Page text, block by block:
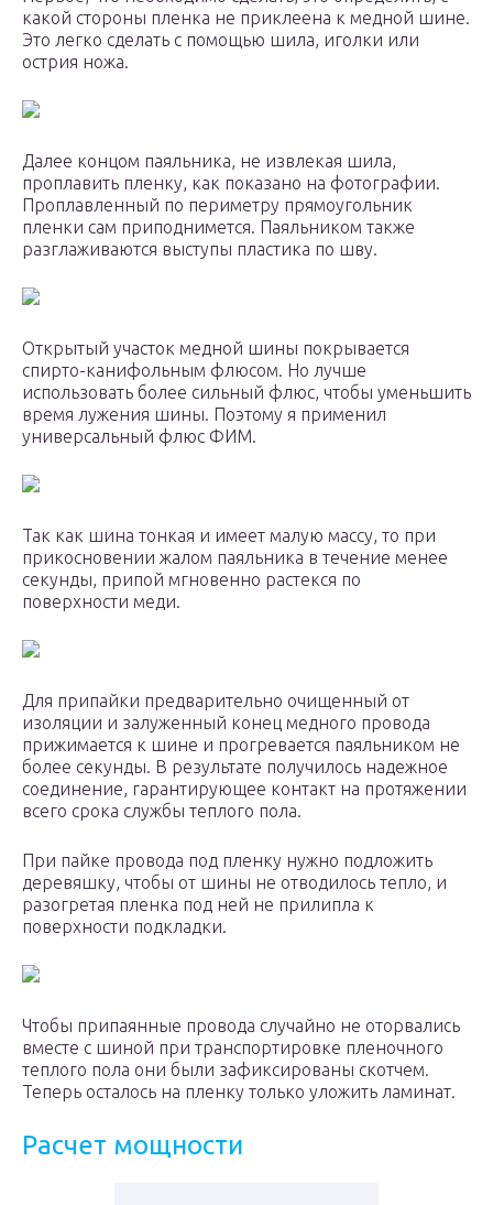
какой стороны пленка не приклеена к медной шине.
Это легко сделать с помощью шила, иголки или
острия ножа.
Далее концом паяльника, не извлекая шила,
проплавить пленку, как показано на фотографии.
Проплавленный по периметру прямоугольник
пленки сам приподнимется. Паяльником также
разглаживаются выступы пластика по шву.
Открытый участок медной шины покрывается
спирто-канифольным флюсом. Но лучше
использовать более сильный флюс, чтобы уменьшить
время лужения шины. Поэтому я применил
универсальный флюс ФИМ.
Так как шина тонкая и имеет малую массу, то при
прикосновении жалом паяльника в течение менее
секунды, припой мгновенно растекся по
поверхности меди.
Для припайки предварительно очищенный от
изоляции и залуженный конец медного провода
прижимается к шине и прогревается паяльником не
более секунды. В результате получилось надежное
соединение, гарантирующее контакт на протяжении
всего срока службы теплого пола.
При пайке провода под пленку нужно подложить
деревяшку, чтобы от шины не отводилось тепло, и
разогретая пленка под ней не прилипла к
поверхности подкладки.
Чтобы припаянные провода случайно не оторвались
вместе с шиной при транспортировке пленочного
теплого пола они были зафиксированы скотчем.
Теперь осталось на пленку только уложить ламинат.
Расчет мощности